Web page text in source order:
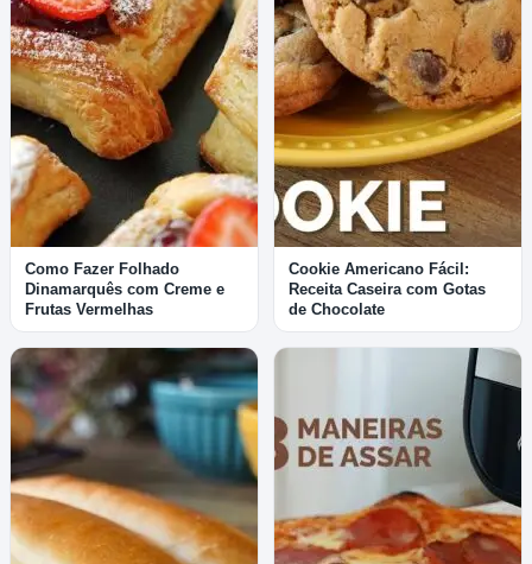
Como Fazer Folhado
Dinamarquês com Creme e
Frutas Vermelhas
Cookie Americano Fácil:
Receita Caseira com Gotas
de Chocolate